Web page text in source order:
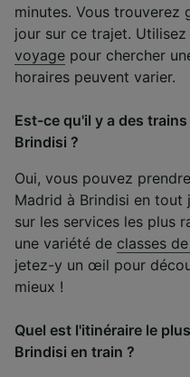
minutes. Vous trouverez
jour sur ce trajet.
voyage pour chercher
horaires peuvent varier.
Est-ce qu'il y a des
Brindisi ?
Oui, vous pouvez
Madrid à Brindisi en tout
sur les services les plus
une variété de classes
jetez-y un œil pour
mieux !
Quel est l'itinéraire le
Brindisi en train ?